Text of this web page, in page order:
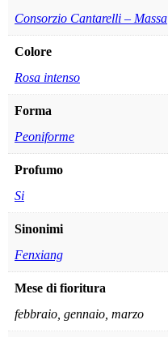
Consorzio Cantarelli – Massa
Colore
Rosa intenso
Forma
Peoniforme
Profumo
Si
Sinonimi
Fenxiang
Mese di fioritura
febbraio, gennaio, marzo